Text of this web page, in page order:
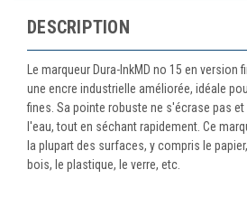
DESCRIPTION
Le marqueur Dura-InkMD no 15 en
une encre industrielle améliorée, idéale
fines. Sa pointe robuste ne s'écrase pas
l'eau, tout en séchant rapidement. Ce
la plupart des surfaces, y compris le
bois, le plastique, le verre, etc.